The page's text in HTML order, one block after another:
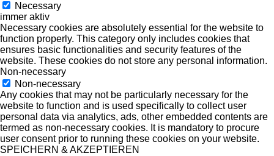
Necessary
immer aktiv
Necessary cookies are absolutely essential for the website to
function properly. This category only includes cookies that
ensures basic functionalities and security features of the
website. These cookies do not store any personal information.
Non-necessary
Non-necessary
Any cookies that may not be particularly necessary for the
website to function and is used specifically to collect user
personal data via analytics, ads, other embedded contents are
termed as non-necessary cookies. It is mandatory to procure
user consent prior to running these cookies on your website.
SPEICHERN & AKZEPTIEREN